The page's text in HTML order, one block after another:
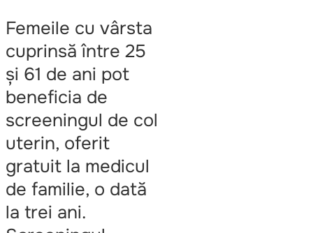
Femeile cu vârsta
cuprinsă între 25
și 61 de ani pot
beneficia de
screeningul de col
uterin, oferit
gratuit la medicul
de familie, o dată
la trei ani.